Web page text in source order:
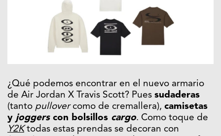
¿Qué podemos encontrar en el nuevo armario
de Air Jordan X Travis Scott? Pues sudaderas
(tanto pullovercomo de cremallera), camisetas
y joggerscon bolsillos cargo. Como toque de
Y2Ktodas estas prendas se decoran con